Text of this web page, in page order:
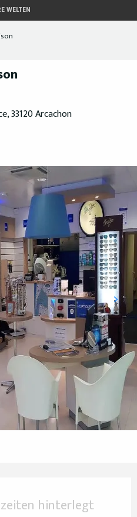
WELTEN
33120 Arcachon
hinterlegt